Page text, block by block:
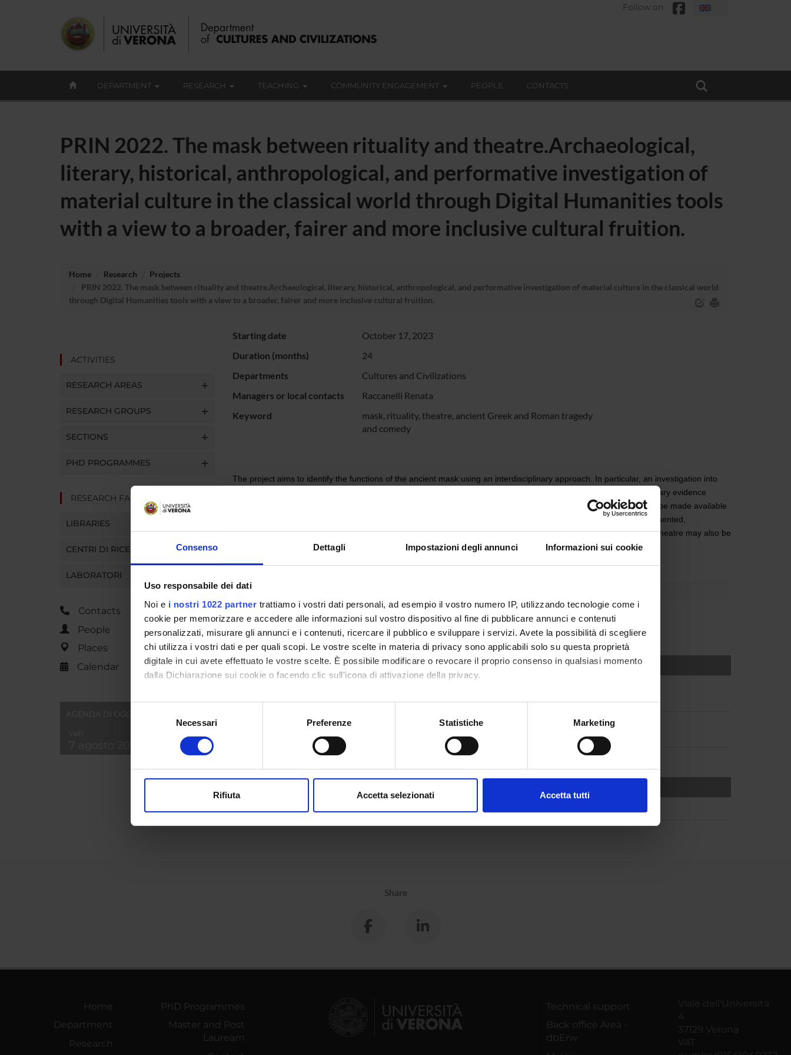
Consenso Dettagli Impostazioni degli annunci Informazioni sui cookie
Uso responsabile dei dati
Noi e i nostri 1022 partner trattiamo i vostri dati personali, ad esempio il vostro numero IP, utilizzando tecnologie come i
cookie per memorizzare e accedere alle informazioni sul vostro dispositivo al fine di pubblicare annunci e contenuti
personalizzati, misurare gli annunci e i contenuti, ricercare il pubblico e sviluppare i servizi. Avete la possibilità di scegliere
chi utilizza i vostri dati e per quali scopi. Le vostre scelte in materia di privacy sono applicabili solo su questa proprietà
digitale in cui avete effettuato le vostre scelte. È possibile modificare o revocare il proprio consenso in qualsiasi momento
dalla Dichiarazione sui cookie o facendo clic sull'icona di attivazione della privacy.
Con il tuo consenso, vorremmo anche:
raccogliere informazioni sulla tua posizione geografica, con un'approssimazione di qualche metro,
digitali).
modificare o ritirare il tuo consenso in qualsiasi momento dalla Dichiarazione sui cookie.
Necessari Preferenze Statistiche Marketing
Rifiuta Accetta selezionati Accetta tutti
Follow on
DEPARTMENT RESEARCH TEACHING COMMUNITY ENGAGEMENT PEOPLE CONTACTS
PRIN 2022. The mask between rituality and theatre.Archaeological,
literary, historical, anthropological, and performative investigation of
material culture in the classical world through Digital Humanities tools
with a view to a broader, fairer and more inclusive cultural fruition.
Home Research
Projects
PRIN 2022. The mask between rituality and theatre.Archaeological, literary, historical, anthropological, and performative investigation of material culture in the classical world
through Digital Humanities tools with a view to a broader, fairer and more inclusive cultural fruition.
ACTIVITIES
RESEARCH AREAS
RESEARCH GROUPS
SECTIONS
PHD PROGRAMMES
RESEARCH FACILITIES
LIBRARIES
CENTRI DI RICERCA
LABORATORI
Contacts
People
Places
Calendar
Starting date
October 17, 2023
Duration (months)
24
Departments
Cultures and Civilizations
Managers or local contacts
Raccanelli Renata
Keyword
mask, rituality, theatre, ancient Greek and Roman tragedy
and comedy
The project aims to identify the functions of the ancient mask using an interdisciplinary approach. In particular, an investigation into
the theatrical mask will be conducted in the context of the anthropology of the stage gesture, based on Roman literary evidence
(especially Plautine) and their relationship with the corresponding Greek models. The products of the research will be made available
to theater companies and theatrical productions, with whom we intend to plan the staging of two shows to be represented,
concurrently with the opening of the planned exhibitions in the Archaeological Area of Lipari Research on classical theatre may also be
linked to research on modern and contemporary theatre.
PROJECT PARTICIPANTS
Renata Raccanelli Associate Professor
RESEARCH AREAS INVOLVED IN THE PROJECT
Classics, ancient literature and art
Storia e Antropologia
Philology and palaeography; historical linguistics
Scienze dell'antichità
Share
Home
Department
Research
PhD Programmes
Master and Post
Lauream
Technical support
Back office Area -
dbErw
Viale dell'Università
4
37129 Verona
VAT